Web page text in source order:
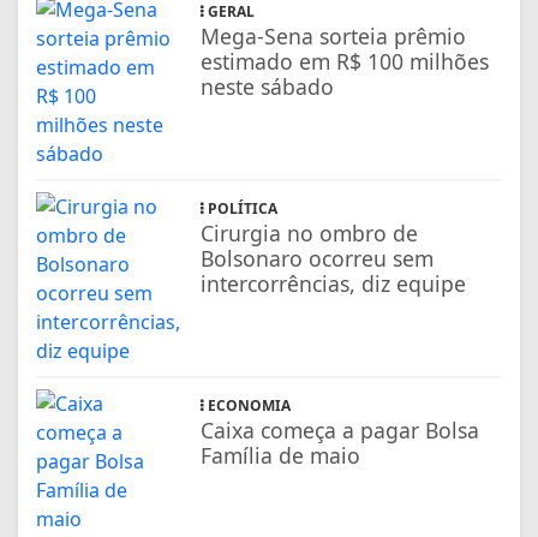
GERAL
Mega-Sena sorteia prêmio
estimado em R$ 100 milhões
neste sábado
POLÍTICA
Cirurgia no ombro de
Bolsonaro ocorreu sem
intercorrências, diz equipe
ECONOMIA
Caixa começa a pagar Bolsa
Família de maio